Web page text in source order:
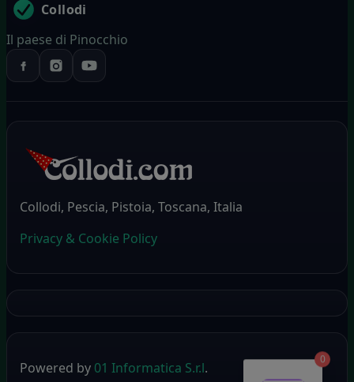
Collodi
Il paese di Pinocchio
Collodi, Pescia, Pistoia, Toscana, Italia
Privacy & Cookie Policy
Powered by 01 Informatica S.r.l. 0